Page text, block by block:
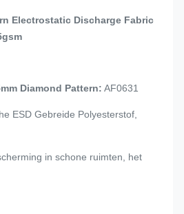
Electrostatic Discharge Fabric
Diamond Pattern: AF0631
ESD Gebreide Polyesterstof,
in schone ruimten, het